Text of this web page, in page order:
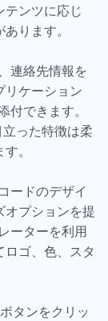
テンツに応じ
ります。
連絡先情報を
リケーション
できます。
った特徴は柔
。
ードのデザイ
オプションを提
ーターを利用
ゴ、色、スタ
タンをクリッ